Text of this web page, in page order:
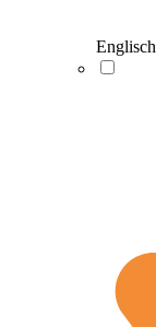
Englisch